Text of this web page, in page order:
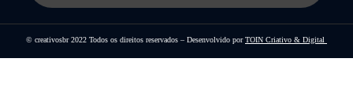
© creativosbr 2022 Todos os direitos reservados – Desenvolvido porTOIN Criativo & Digital